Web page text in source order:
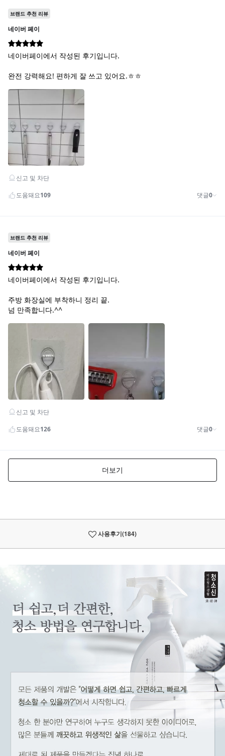
사용후기(184)